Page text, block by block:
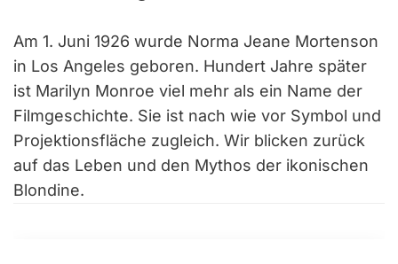
Am 1. Juni 1926 wurde Norma Jeane Mortenson
in Los Angeles geboren. Hundert Jahre später
ist Marilyn Monroe viel mehr als ein Name der
Filmgeschichte. Sie ist nach wie vor Symbol und
Projektionsfläche zugleich. Wir blicken zurück
auf das Leben und den Mythos der ikonischen
Blondine.